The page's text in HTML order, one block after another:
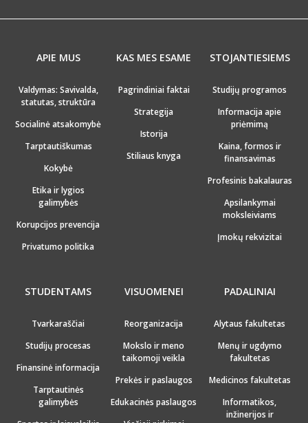
APIE MUS
Valdymas: Savivalda,
statutas, struktūra
Socialinė atsakomybė
Tarptautiškumas
Kokybė
Etika ir lygios
galimybės
Korupcijos prevencija
Privatumo politika
KAS MES ESAME
Pagrindiniai faktai
Strategija
Istorija
Stiliaus knyga
STOJANTIESIEMS
Studijų programos
Informacija apie
priėmimą
Kaina, formos ir
finansavimas
Profesinis bakalauras
Apsilankymai
moksleiviams
Įmokų rekvizitai
STUDENTAMS
Tvarkaraščiai
Studijų procesas
Finansinė informacija
Tarptautinės
galimybės
VISUOMENEI
Reorganizacija
Mokslo ir meno
taikomoji veikla
Prekės ir paslaugos
Edukacinės paslaugos
PADALINIAI
Alytaus fakultetas
Menų ir ugdymo
fakultetas
Medicinos fakultetas
Informatikos,
inžinerijos ir